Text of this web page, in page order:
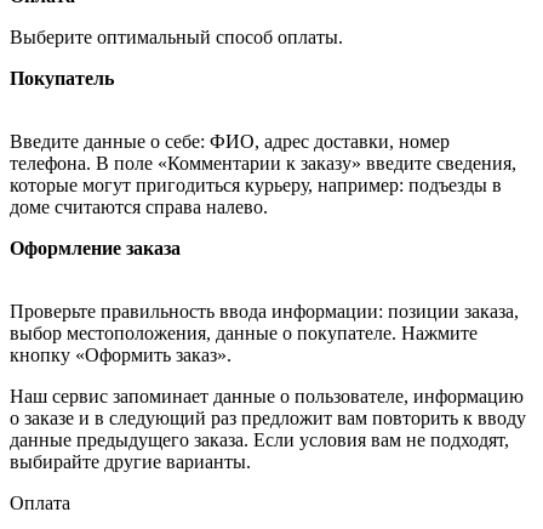
Выберите оптимальный способ оплаты.
Покупатель
Введите данные о себе: ФИО, адрес доставки, номер
телефона. В поле «Комментарии к заказу» введите сведения,
которые могут пригодиться курьеру, например: подъезды в
доме считаются справа налево.
Оформление заказа
Проверьте правильность ввода информации: позиции заказа,
выбор местоположения, данные о покупателе. Нажмите
кнопку «Оформить заказ».
Наш сервис запоминает данные о пользователе, информацию
о заказе и в следующий раз предложит вам повторить к вводу
данные предыдущего заказа. Если условия вам не подходят,
выбирайте другие варианты.
Оплата